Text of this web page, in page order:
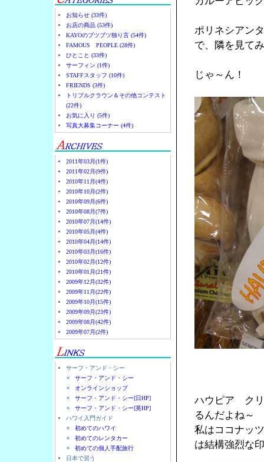
お知らせ (33件)
お店の商品 (53件)
KAYOのブツブツ独り言 (54件)
FAMOUS PEOPLE (28件)
ひとこと (33件)
サーフィン (1件)
STAFFスタッフ (10件)
FRIENDS (3件)
トリプルクラウン＆その他コンテスト
(22件)
お気に入り (5件)
写真大募集コーナー (4件)
2011年03月(1件)
2011年02月(9件)
2010年11月(4件)
2010年10月(2件)
2010年09月(6件)
2010年08月(7件)
2010年07月(14件)
2010年05月(4件)
2010年04月(14件)
2010年03月(16件)
2010年02月(12件)
2010年01月(21件)
2009年12月(32件)
2009年11月(22件)
2009年10月(15件)
2009年09月(23件)
2009年08月(42件)
2009年07月(2件)
サーフ・アンド・シー
サーフ・アンド・シー
オンラインショップ
サーフ・アンド・シー[日HP]
サーフ・アンド・シー[英HP]
ハワイ入門ガイド
初めてのハワイ
初めてのレンタカー
初めての個人手配旅行
日本で習う
ポリネシアン
で、隣を見て
じゃ～ん！
ハウピア クリ
るんだよね～
私はココナッ
は結構強烈な